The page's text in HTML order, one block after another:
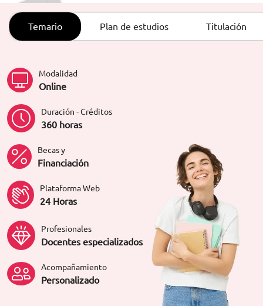
Temario Plan de estudios Titulación
Modalidad
Online
Duración - Créditos
360 horas
Becas y
Financiación
Plataforma Web
24 Horas
Profesionales
Docentes especializados
Acompañamiento
Personalizado